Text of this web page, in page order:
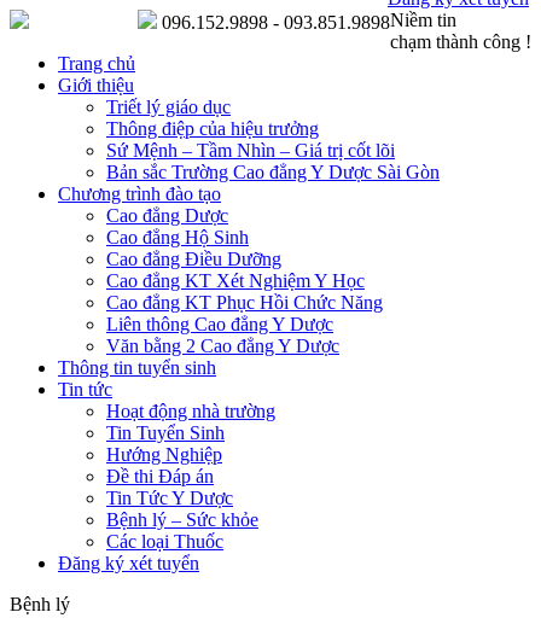
Niềm tin
chạm thành công !
096.152.9898 - 093.851.9898
Trang chủ
Giới thiệu
Triết lý giáo dục
Thông điệp của hiệu trưởng
Sứ Mệnh – Tầm Nhìn – Giá trị cốt lõi
Bản sắc Trường Cao đẳng Y Dược Sài Gòn
Chương trình đào tạo
Cao đẳng Dược
Cao đẳng Hộ Sinh
Cao đẳng Điều Dưỡng
Cao đẳng KT Xét Nghiệm Y Học
Cao đẳng KT Phục Hồi Chức Năng
Liên thông Cao đẳng Y Dược
Văn bằng 2 Cao đẳng Y Dược
Thông tin tuyển sinh
Tin tức
Hoạt động nhà trường
Tin Tuyển Sinh
Hướng Nghiệp
Đề thi Đáp án
Tin Tức Y Dược
Bệnh lý – Sức khỏe
Các loại Thuốc
Đăng ký xét tuyển
Bệnh lý